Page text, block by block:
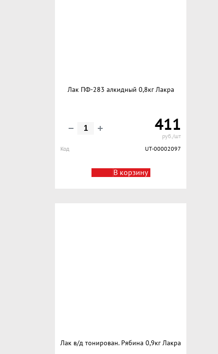
Лак ПФ-283 алкидный 0,8кг Лакра
411
руб./шт
Код
UT-00002097
В корзину
Лак в/д тонирован. Рябина 0,9кг Лакра